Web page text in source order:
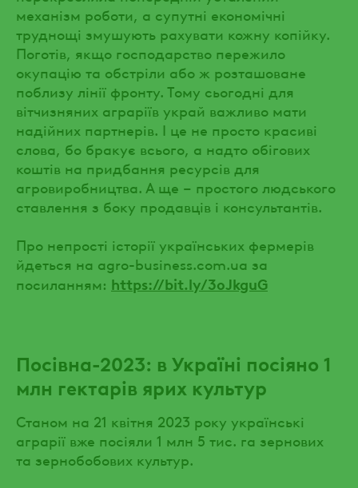
механізм роботи, а супутні економічні
труднощі змушують рахувати кожну копійку.
Поготів, якщо господарство пережило
окупацію та обстріли або ж розташоване
поблизу лінії фронту. Тому сьогодні для
вітчизняних аграріїв украй важливо мати
надійних партнерів. І це не просто красиві
слова, бо бракує всього, а надто обігових
коштів на придбання ресурсів для
агровиробництва. А ще – простого людського
ставлення з боку продавців і консультантів.
Про непрості історії українських фермерів
йдеться на agro-business.com.ua за
посиланням: https://bit.ly/3oJkguG
Посівна-2023: в Україні посіяно 1
млн гектарів ярих культур
Станом на 21 квітня 2023 року українські
аграрії вже посіяли 1 млн 5 тис. га зернових
та зернобобових культур.